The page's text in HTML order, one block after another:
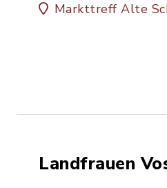
Markttreff Alte
Landfrauen